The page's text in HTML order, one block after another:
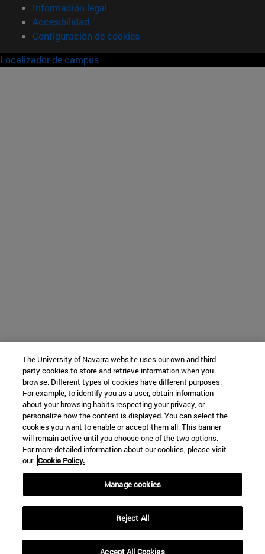
Información legal
Accesibilidad
Configuración de cookies
Localizador de campus
The University of Navarra website uses our own and third-
party cookies to store and retrieve information when you
browse. Different types of cookies have different purposes.
For example, to identify you as a user, obtain information
about your browsing habits respecting your privacy, or
personalize how the content is displayed. You can select the
cookies you want to enable or accept them all. This banner
will remain active until you choose one of the two options.
For more detailed information about our cookies, please visit
our Cookie Policy.
Manage cookies
Reject All
Accept All Cookies